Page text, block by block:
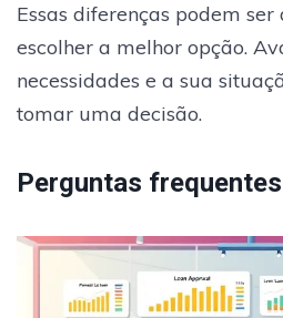
Essas diferenças podem
escolher a melhor opção.
necessidades e a sua
tomar uma decisão.
Perguntas frequentes